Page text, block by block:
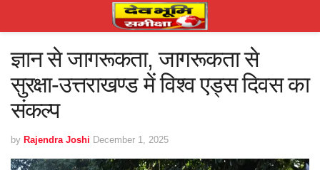
ज्ञान से जागरूकता, जागरूकता से
सुरक्षा-उत्तराखण्ड में विश्व एड्स दिवस का
संकल्प
by Rajendra Joshi December 1, 2025